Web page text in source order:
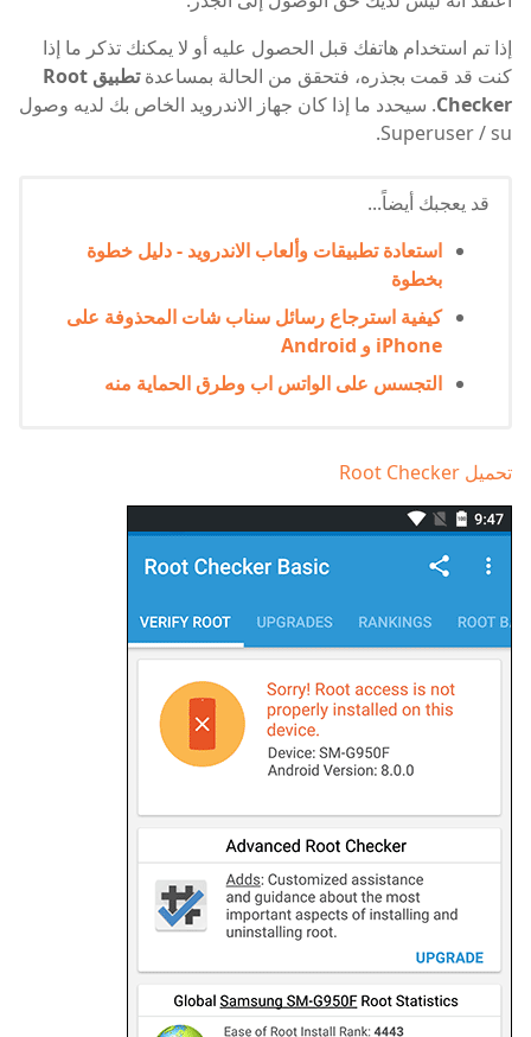
إذا تم استخدام هاتفك قبل الحصول عليه أو لا يمكنك تذكر ما إذا
كنت قد قمت بجذره، فتحقق من الحالة بمساعدة
تطبيق Root
Checker. سيحدد ما إذا كان جهاز الاندرويد الخاص بك لديه وصول
Superuser / su.
قد يعجبك أيضاً...
استعادة تطبيقات وألعاب الاندرويد - دليل خطوة
بخطوة
كيفية استرجاع رسائل سناب شات المحذوفة على
iPhone و Android
التجسس على الواتس اب وطرق الحماية منه
تحميل Root Checker